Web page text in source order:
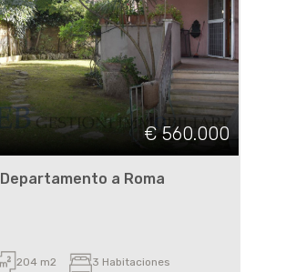
€ 560.000
Departamento a Roma
204 m2 3 Habitaciones